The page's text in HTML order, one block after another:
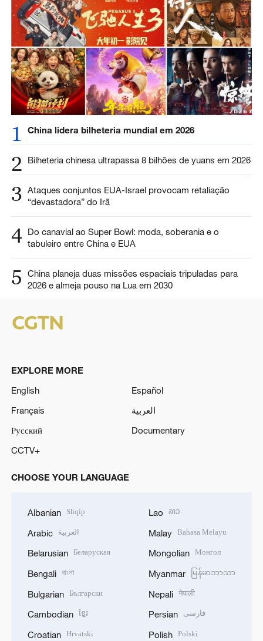
1 China lidera bilheteria mundial em 2026
2 Bilheteria chinesa ultrapassa 8 bilhões de yuans em 2026
3 Ataques conjuntos EUA-Israel provocam retaliação
“devastadora” do Irã
4 Do canavial ao Super Bowl: moda, soberania e o
tabuleiro entre China e EUA
5
China planeja duas missões espaciais tripuladas para
2026 e almeja pouso na Lua em 2030
EXPLORE MORE
English
Español
Français
العربية
Русский
Documentary
CCTV+
CHOOSE YOUR LANGUAGE
Albanian Shqip
Arabic العربية
Belarusian Беларуская
Bengali বাংলা
Bulgarian Български
Cambodian ខ្មែរ
Croatian Hrvatski
Lao ລາວ
Malay Bahasa Melayu
Mongolian Монгол
Myanmar မြန်မာဘာသာ
Nepali नेपाली
Persian فارسی
Polish Polski